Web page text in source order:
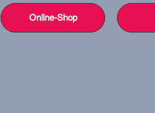
Online-Shop